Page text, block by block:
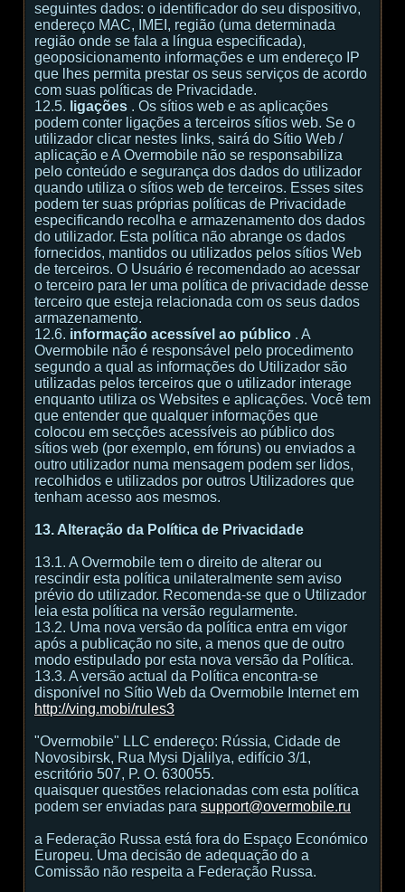
seguintes dados: o identificador do seu dispositivo,
endereço MAC, IMEI, região (uma determinada
região onde se fala a língua especificada),
geoposicionamento informações e um endereço IP
que lhes permita prestar os seus serviços de acordo
com suas políticas de Privacidade.
12.5. ligações . Os sítios web e as aplicações
podem conter ligações a terceiros sítios web. Se o
utilizador clicar nestes links, sairá do Sítio Web /
aplicação e A Overmobile não se responsabiliza
pelo conteúdo e segurança dos dados do utilizador
quando utiliza o sítios web de terceiros. Esses sites
podem ter suas próprias políticas de Privacidade
especificando recolha e armazenamento dos dados
do utilizador. Esta política não abrange os dados
fornecidos, mantidos ou utilizados pelos sítios Web
de terceiros. O Usuário é recomendado ao acessar
o terceiro para ler uma política de privacidade desse
terceiro que esteja relacionada com os seus dados
armazenamento.
12.6. informação acessível ao público . A
Overmobile não é responsável pelo procedimento
segundo a qual as informações do Utilizador são
utilizadas pelos terceiros que o utilizador interage
enquanto utiliza os Websites e aplicações. Você tem
que entender que qualquer informações que
colocou em secções acessíveis ao público dos
sítios web (por exemplo, em fóruns) ou enviados a
outro utilizador numa mensagem podem ser lidos,
recolhidos e utilizados por outros Utilizadores que
tenham acesso aos mesmos.
13. Alteração da Política de Privacidade
13.1. A Overmobile tem o direito de alterar ou
rescindir esta política unilateralmente sem aviso
prévio do utilizador. Recomenda-se que o Utilizador
leia esta política na versão regularmente.
13.2. Uma nova versão da política entra em vigor
após a publicação no site, a menos que de outro
modo estipulado por esta nova versão da Política.
13.3. A versão actual da Política encontra-se
disponível no Sítio Web da Overmobile Internet em
http://ving.mobi/rules3
"Overmobile" LLC endereço: Rússia, Cidade de
Novosibirsk, Rua Mysi Djalilya, edifício 3/1,
escritório 507, P. O. 630055.
quaisquer questões relacionadas com esta política
podem ser enviadas para support@overmobile.ru
a Federação Russa está fora do Espaço Económico
Europeu. Uma decisão de adequação do a
Comissão não respeita a Federação Russa.